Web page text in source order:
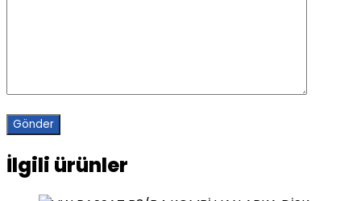
İlgili ürünler